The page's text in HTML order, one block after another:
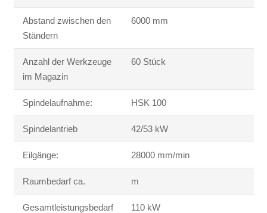
Abstand zwischen den
Ständern
6000 mm
Anzahl der Werkzeuge
im Magazin
60 Stück
Spindelaufnahme: HSK 100
Spindelantrieb 42/53 kW
Eilgänge: 28000 mm/min
Raumbedarf ca. m
Gesamtleistungsbedarf 110 kW